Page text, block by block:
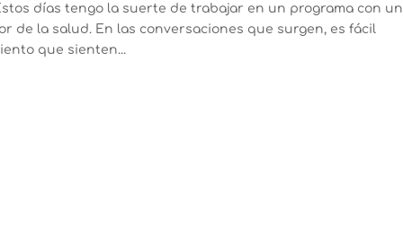
días tengo la suerte de trabajar en un programa con un
de la salud. En las conversaciones que surgen, es fácil
que sienten...